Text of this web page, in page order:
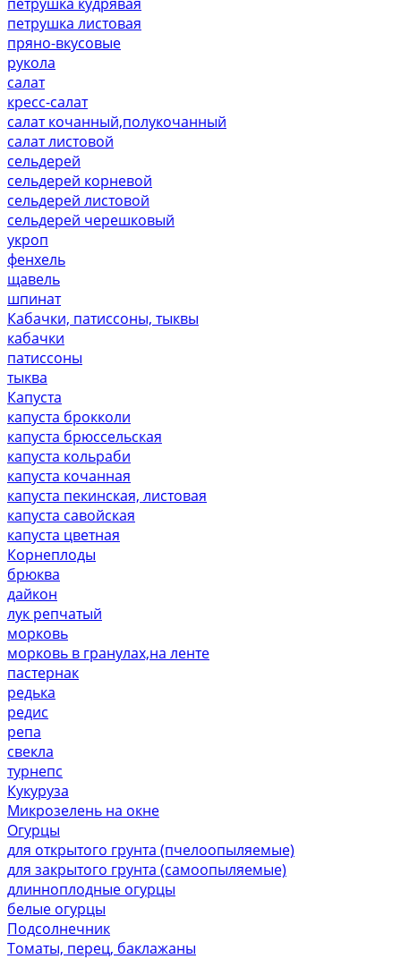
петрушка листовая
пряно-вкусовые
рукола
салат
кресс-салат
салат кочанный,полукочанный
салат листовой
сельдерей
сельдерей корневой
сельдерей листовой
сельдерей черешковый
укроп
фенхель
щавель
шпинат
Кабачки, патиссоны, тыквы
кабачки
патиссоны
тыква
Капуста
капуста брокколи
капуста брюссельская
капуста кольраби
капуста кочанная
капуста пекинская, листовая
капуста савойская
капуста цветная
Корнеплоды
брюква
дайкон
лук репчатый
морковь
морковь в гранулах,на ленте
пастернак
редька
редис
репа
свекла
турнепс
Кукуруза
Микрозелень на окне
Огурцы
для открытого грунта (пчелоопыляемые)
для закрытого грунта (самоопыляемые)
длинноплодные огурцы
белые огурцы
Подсолнечник
Томаты, перец, баклажаны